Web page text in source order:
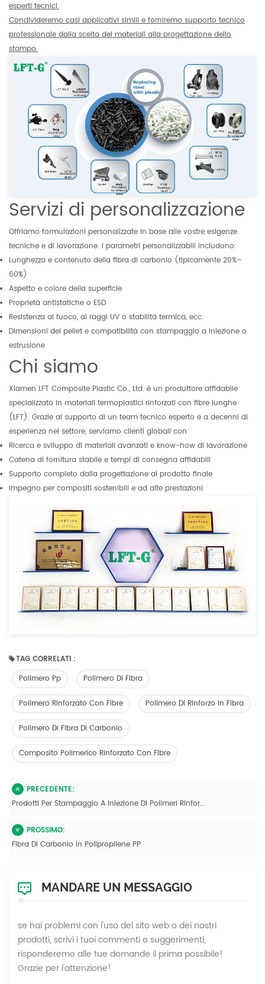
esperti tecnici.
Condivideremo casi applicativi simili e forniremo supporto tecnico
professionale dalla scelta dei materiali alla progettazione dello
stampo.
Servizi di personalizzazione
Offriamo formulazioni personalizzate in base alle vostre esigenze
tecniche e di lavorazione. I parametri personalizzabili includono:
Lunghezza e contenuto della fibra di carbonio (tipicamente 20%–
60%)
Aspetto e colore della superficie
Proprietà antistatiche o ESD
Resistenza al fuoco, ai raggi UV o stabilità termica, ecc.
Dimensioni dei pellet e compatibilità con stampaggio a iniezione o
estrusione
Chi siamo
Xiamen LFT Composite Plastic Co., Ltd. è un produttore affidabile
specializzato in materiali termoplastici rinforzati con fibre lunghe
(LFT). Grazie al supporto di un team tecnico esperto e a decenni di
esperienza nel settore, serviamo clienti globali con:
Ricerca e sviluppo di materiali avanzati e know-how di lavorazione
Catena di fornitura stabile e tempi di consegna affidabili
Supporto completo dalla progettazione al prodotto finale
Impegno per compositi sostenibili e ad alte prestazioni
TAG CORRELATI :
Polimero Pp
Polimero Di Fibra
Polimero Rinforzato Con Fibre Polimero Di Rinforzo In Fibra
Polimero Di Fibra Di Carbonio
Composito Polimerico Rinforzato Con Fibre
PRECEDENTE:
Prodotti Per Stampaggio A Iniezione Di Polimeri Rinforzati Con PP CF
PROSSIMO:
Fibra Di Carbonio In Polipropilene PP
MANDARE UN MESSAGGIO
se hai problemi con l'uso del sito web o dei nostri
prodotti, scrivi i tuoi commenti o suggerimenti,
risponderemo alle tue domande il prima possibile!
Grazie per l'attenzione!